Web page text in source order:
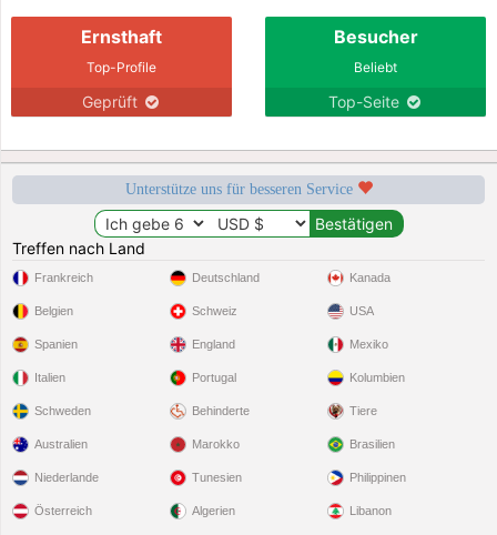
Ernsthaft
Top-Profile
Geprüft
Besucher
Beliebt
Top-Seite
Unterstütze uns für besseren Service
Treffen nach Land
Frankreich
Belgien
Spanien
Italien
Schweden
Deutschland
Schweiz
England
Portugal
Behinderte
Kanada
USA
Mexiko
Kolumbien
Tiere
Australien
Niederlande
Österreich
Marokko
Tunesien
Algerien
Brasilien
Philippinen
Libanon